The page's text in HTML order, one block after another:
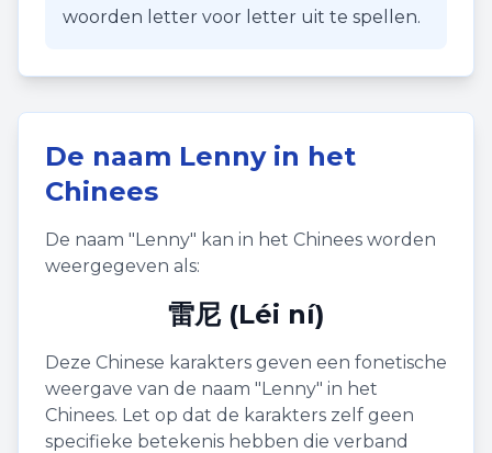
woorden letter voor letter uit te spellen.
De naam Lennyin het
Chinees
De naam "Lenny" kan in het Chinees worden
weergegeven als:
雷尼 (Léi ní)
Deze Chinese karakters geven een fonetische
weergave van de naam "Lenny" in het
Chinees. Let op dat de karakters zelf geen
specifieke betekenis hebben die verband